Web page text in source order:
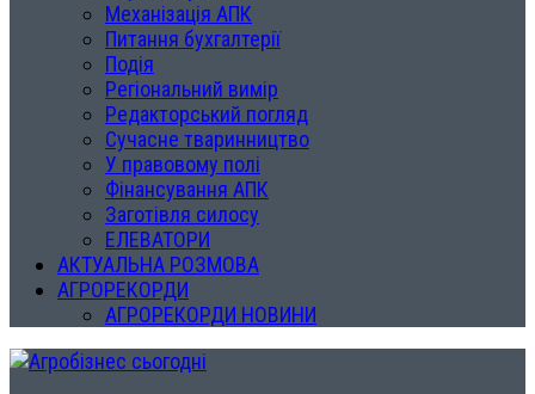
Механізація АПК
Питання бухгалтерії
Подія
Регіональний вимір
Редакторський погляд
Сучасне тваринництво
У правовому полі
Фінансування АПК
Заготівля силосу
ЕЛЕВАТОРИ
АКТУАЛЬНА РОЗМОВА
АГРОРЕКОРДИ
АГРОРЕКОРДИ НОВИНИ